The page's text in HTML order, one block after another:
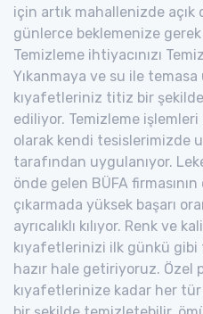
için artık mahallenizde açık
günlerce beklemenize
Temizleme ihtiyacınızı
Yıkanmaya ve su ile
kıyafetleriniz titiz bir
ediliyor. Temizleme
olarak kendi tesislerimizde
tarafından uygulanıyor.
önde gelen BÜFA
çıkarmada yüksek başarı
ayrıcalıklı kılıyor. Renk ve
kıyafetlerinizi ilk günkü gibi
hazır hale getiriyoruz. Özel
kıyafetlerinize kadar her